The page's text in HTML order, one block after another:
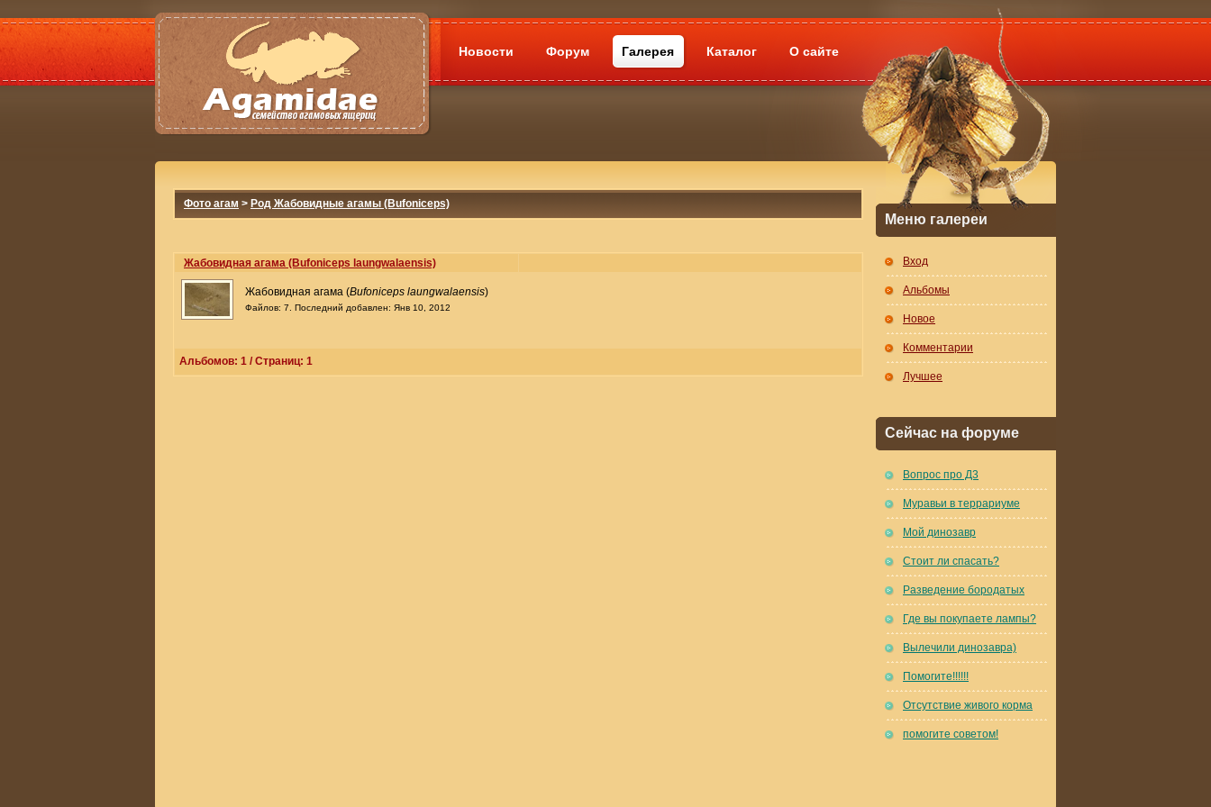
Новости Форум Галерея Каталог О сайте
Фото агам > Род Жабовидные агамы (Bufoniceps)
Жабовидная агама (Bufoniceps laungwalaensis)
Жабовидная агама (Bufoniceps laungwalaensis)
Файлов: 7. Последний добавлен: Янв 10, 2012
Альбомов: 1 / Страниц: 1
Меню галереи
Вход
Альбомы
Новое
Комментарии
Лучшее
Сейчас на форуме
Вопрос про Д3
Муравьи в террариуме
Мой динозавр
Стоит ли спасать?
Разведение бородатых
Где вы покупаете лампы?
Вылечили динозавра)
Помогите!!!!!!
Отсутствие живого корма
помогите советом!